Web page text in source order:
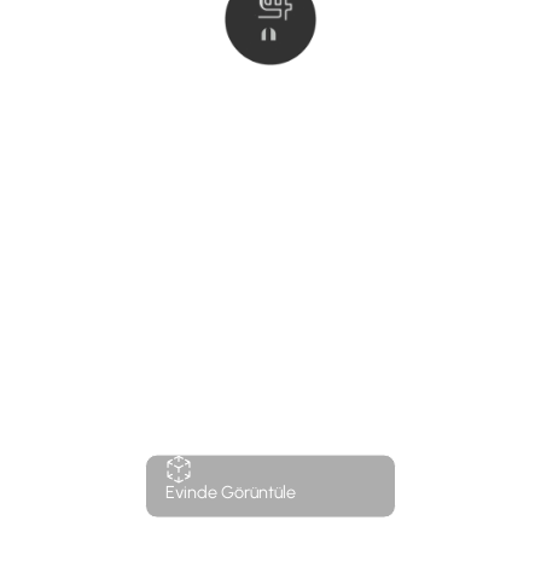
Evinde Görüntüle